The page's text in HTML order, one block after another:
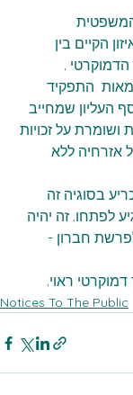
הקיים בין
.
התפקיד
העליון שמחייב
על זכויות
אזרחיה ללא
בסוגיה זה
לפתחו. זה יהיה
חברון -
ראוי.
Notices To The Public